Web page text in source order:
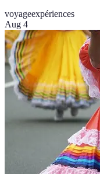
voyageexpériences
Aug 4